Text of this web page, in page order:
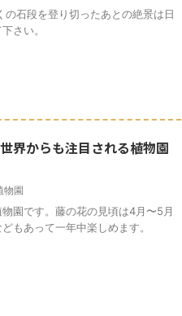
石段を登り切ったあとの絶景は日
さい。
界からも注目される植物園
物園
園です。藤の花の見頃は4月〜5月
もあって一年中楽しめます。